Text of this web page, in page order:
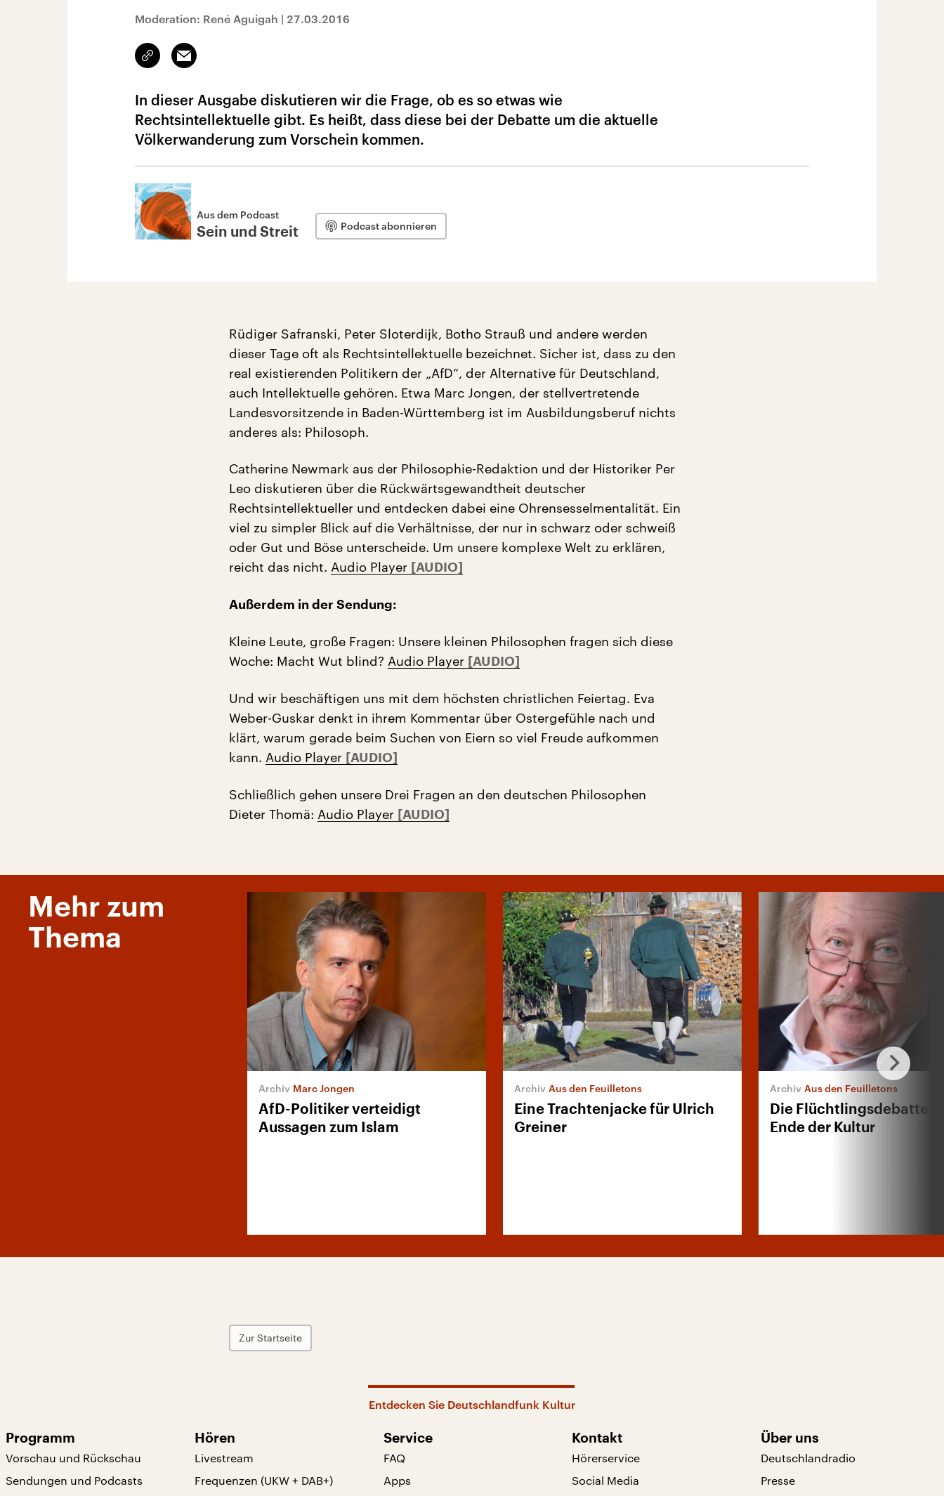
Moderation: René Aguigah | 27.03.2016
Link
kopieren/teilen
Email
In dieser Ausgabe diskutieren wir die Frage, ob es so etwas wie
Rechtsintellektuelle gibt. Es heißt, dass diese bei der Debatte um die aktuelle
Völkerwanderung zum Vorschein kommen.
Aus dem Podcast
Sein und Streit Podcast abonnieren
Rüdiger Safranski, Peter Sloterdijk, Botho Strauß und andere werden
dieser Tage oft als Rechtsintellektuelle bezeichnet. Sicher ist, dass zu den
real existierenden Politikern der „AfD“, der Alternative für Deutschland,
auch Intellektuelle gehören. Etwa Marc Jongen, der stellvertretende
Landesvorsitzende in Baden-Württemberg ist im Ausbildungsberuf nichts
anderes als: Philosoph.
Catherine Newmark aus der Philosophie-Redaktion und der Historiker Per
Leo diskutieren über die Rückwärtsgewandtheit deutscher
Rechtsintellektueller und entdecken dabei eine Ohrensesselmentalität. Ein
viel zu simpler Blick auf die Verhältnisse, der nur in schwarz oder schweiß
oder Gut und Böse unterscheide. Um unsere komplexe Welt zu erklären,
reicht das nicht. Audio Player
Außerdem in der Sendung:
Kleine Leute, große Fragen: Unsere kleinen Philosophen fragen sich diese
Woche: Macht Wut blind? Audio Player
Und wir beschäftigen uns mit dem höchsten christlichen Feiertag. Eva
Weber-Guskar denkt in ihrem Kommentar über Ostergefühle nach und
klärt, warum gerade beim Suchen von Eiern so viel Freude aufkommen
kann. Audio Player
Schließlich gehen unsere Drei Fragen an den deutschen Philosophen
Dieter Thomä: Audio Player
Mehr zum
Thema
Marc Jongen
AfD-Politiker verteidigt
Aussagen zum Islam
Aus den Feuilletons
Eine Trachtenjacke für Ulrich
Greiner
Aus den Feuilletons
Die Flüchtlingsdebatte
Ende der Kultur
Zur Startseite
Entdecken Sie Deutschlandfunk Kultur
Programm
Vorschau und Rückschau
Sendungen und Podcasts
Hören
Livestream
Frequenzen (UKW + DAB+)
Service
FAQ
Apps
Kontakt
Hörerservice
Social Media
Über uns
Deutschlandradio
Presse